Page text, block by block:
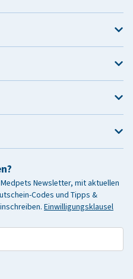
Newsletter, mit aktuellen
Codes und Tipps &
Einwilligungsklausel